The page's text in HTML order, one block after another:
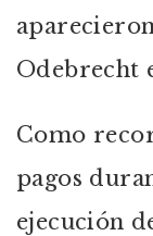
Odebrecht
Como
pagos
ejecución